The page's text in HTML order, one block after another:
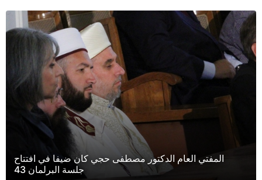
المفتي العام الدكتور مصطفى حجي كان ضيفا في افتتاح
جلسة البرلمان 43